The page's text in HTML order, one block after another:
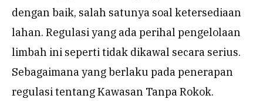
dengan baik, salah satunya soal ketersediaan
lahan. Regulasi yang ada perihal pengelolaan
limbah ini seperti tidak dikawal secara serius.
Sebagaimana yang berlaku pada penerapan
regulasi tentang Kawasan Tanpa Rokok.